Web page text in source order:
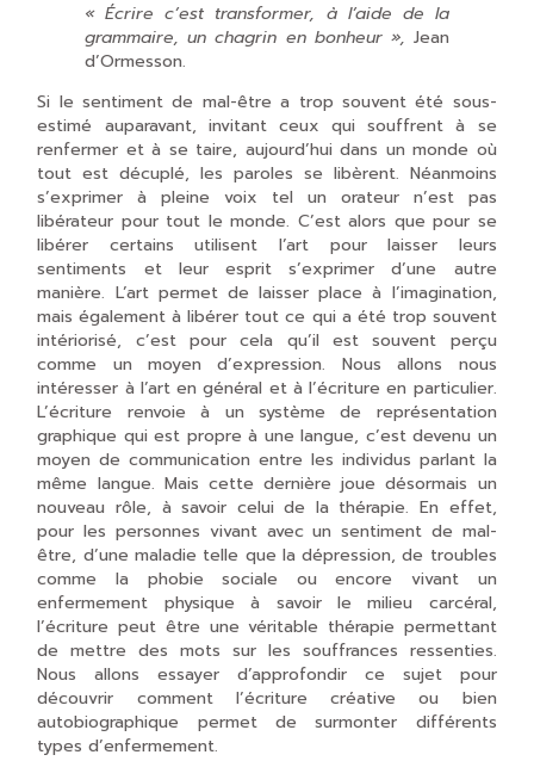
« Écrire c’est transformer, à l’aide de la
grammaire, un chagrin en bonheur », Jean
d’Ormesson.
Si le sentiment de mal-être a trop souvent été sous-
estimé auparavant, invitant ceux qui souffrent à se
renfermer et à se taire, aujourd’hui dans un monde où
tout est décuplé, les paroles se libèrent. Néanmoins
s’exprimer à pleine voix tel un orateur n’est pas
libérateur pour tout le monde. C’est alors que pour se
libérer certains utilisent l’art pour laisser leurs
sentiments et leur esprit s’exprimer d’une autre
manière. L’art permet de laisser place à l’imagination,
mais également à libérer tout ce qui a été trop souvent
intériorisé, c’est pour cela qu’il est souvent perçu
comme un moyen d’expression. Nous allons nous
intéresser à l’art en général et à l’écriture en particulier.
L’écriture renvoie à un système de représentation
graphique qui est propre à une langue, c’est devenu un
moyen de communication entre les individus parlant la
même langue. Mais cette dernière joue désormais un
nouveau rôle, à savoir celui de la thérapie. En effet,
pour les personnes vivant avec un sentiment de mal-
être, d’une maladie telle que la dépression, de troubles
comme la phobie sociale ou encore vivant un
enfermement physique à savoir le milieu carcéral,
l’écriture peut être une véritable thérapie permettant
de mettre des mots sur les souffrances ressenties.
Nous allons essayer d’approfondir ce sujet pour
découvrir comment l’écriture créative ou bien
autobiographique permet de surmonter différents
types d’enfermement.